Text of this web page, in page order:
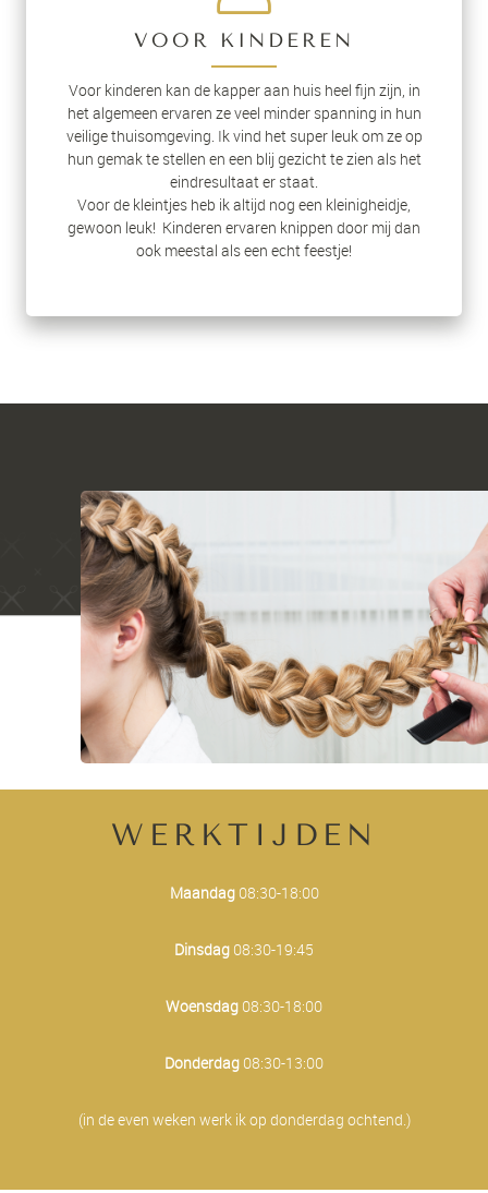
VOOR KINDEREN
Voor kinderen kan de kapper aan huis heel fijn zijn, in
het algemeen ervaren ze veel minder spanning in hun
veilige thuisomgeving. Ik vind het super leuk om ze op
hun gemak te stellen en een blij gezicht te zien als het
eindresultaat er staat.
Voor de kleintjes heb ik altijd nog een kleinigheidje,
gewoon leuk! Kinderen ervaren knippen door mij dan
ook meestal als een echt feestje!
WERKTIJDEN
Maandag08:30-18:00
Dinsdag 08:30-19:45
Woensdag 08:30-18:00
Donderdag 08:30-13:00
(in de even weken werk ik op donderdag ochtend.)